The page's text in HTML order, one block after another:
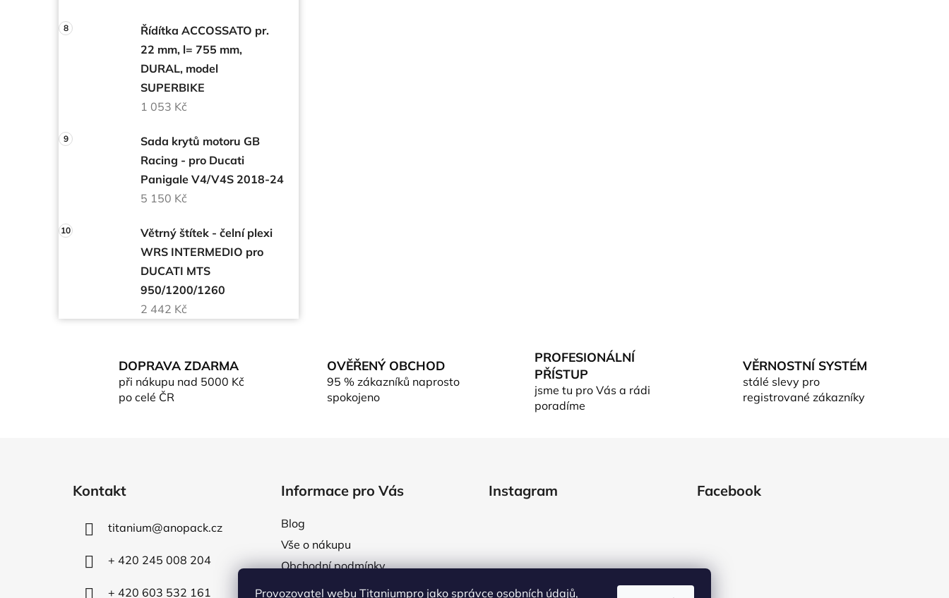
Provozovatel webu Titaniumpro jako správce osobních údajů,
Řídítka ACCOSSATO pr.
22 mm, l= 755 mm,
DURAL, model
SUPERBIKE
1 053 Kč
Sada krytů motoru GB
Racing - pro Ducati
Panigale V4/V4S 2018-24
5 150 Kč
Větrný štítek - čelní plexi
WRS INTERMEDIO pro
DUCATI MTS
950/1200/1260
2 442 Kč
DOPRAVA ZDARMA
při nákupu nad 5000 Kč
po celé ČR
OVĚŘENÝ OBCHOD
95 % zákazníků naprosto
spokojeno
PROFESIONÁLNÍ
PŘÍSTUP
jsme tu pro Vás a rádi
poradíme
VĚRNOSTNÍ SYSTÉM
stálé slevy pro
registrované zákazníky
Kontakt
titanium@anopack.cz
+ 420 245 008 204
+ 420 603 532 161
Informace pro Vás
Blog
Vše o nákupu
Obchodní podmínky
Formuláře obchodních podmínek
Instagram Facebook